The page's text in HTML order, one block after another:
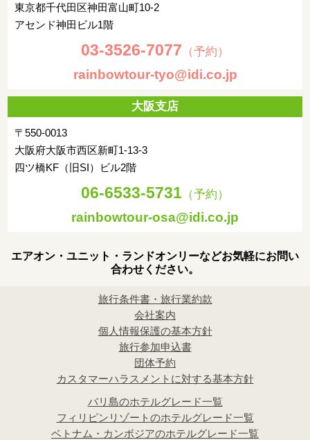
東京都千代田区神田富山町10-2
アセンド神田ビル1階
03-3526-7077 （予約）
rainbowtour-tyo@idi.co.jp
大阪支店
〒550-0013
大阪府大阪市西区新町1-13-3
四ツ橋KF（旧SI）ビル2階
06-6533-5731 （予約）
rainbowtour-osa@idi.co.jp
エアオン・ユニット・ランドオンリーなどお気軽にお問い
合わせください。
旅行条件書・旅行業約款
会社案内
個人情報保護の基本方針
旅行参加申込書
団体予約
カスタマーハラスメントに対する基本方針
バリ島のホテルグレード一覧
フィリピンリゾートのホテルグレード一覧
ベトナム・カンボジアのホテルグレード一覧